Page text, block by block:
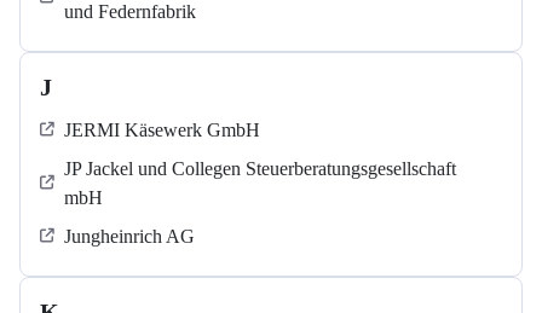
und Federnfabrik
J
JERMI Käsewerk GmbH
JP Jackel und Collegen Steuerberatungsgesellschaft
mbH
Jungheinrich AG